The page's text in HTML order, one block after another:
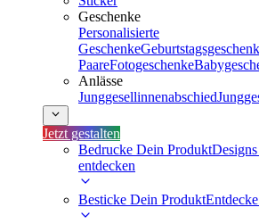
Geschenke
Personalisierte
Geschenke
PaareFotogeschenke
Anlässe
Junggesellinnenabschied
Jetzt gestalten
Bedrucke Dein Produkt
entdecken
Besticke Dein Produkt